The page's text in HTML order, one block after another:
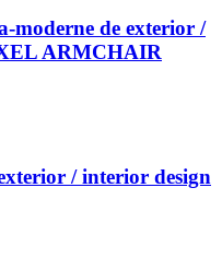
moderne de exterior /
ARMCHAIR
/ interior design